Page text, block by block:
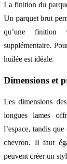
La finition du
Un parquet brut
qu’une finition
supplémentaire.
huilée est idéale.
Dimensions et
Les dimensions
longues lames
l’espace, tandis
chevron. Il faut
peuvent créer un